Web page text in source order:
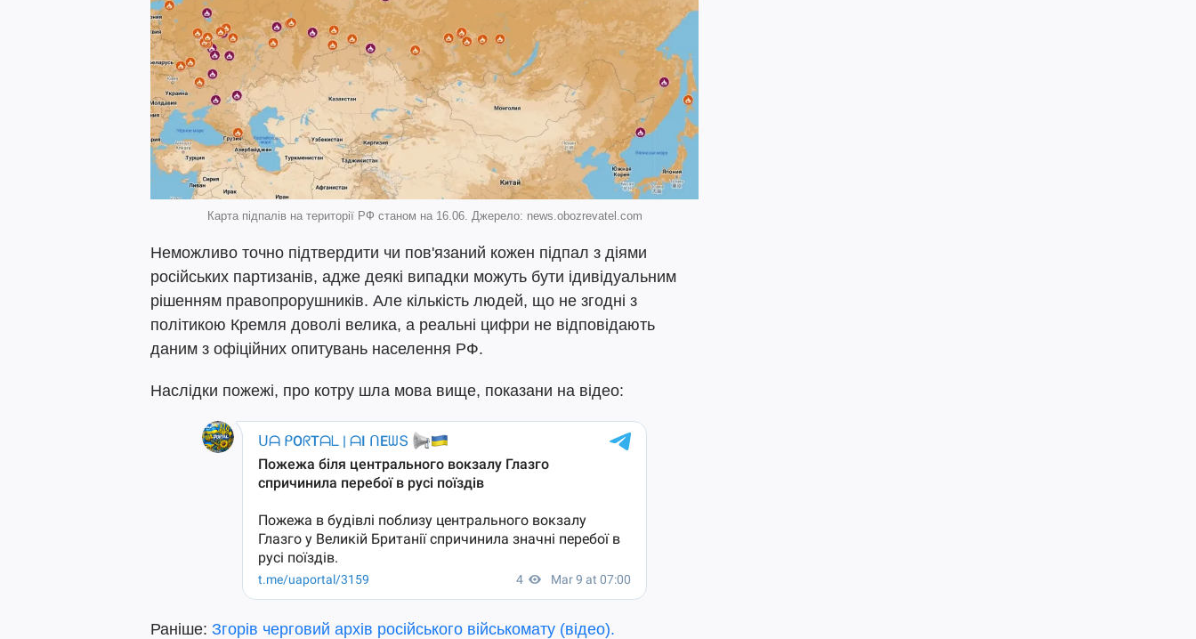
Карта підпалів на території РФ станом на 16.06. Джерело: news.obozrevatel.com
Неможливо точно підтвердити чи пов'язаний кожен підпал з діями
російських партизанів, адже деякі випадки можуть бути ідивідуальним
рішенням правопрорушників. Але кількість людей, що не згодні з
політикою Кремля доволі велика, а реальні цифри не відповідають
даним з офіційних опитувань населення РФ.
Наслідки пожежі, про котру шла мова вище, показани на відео:
Раніше: Згорів черговий архів російського військомату (відео).